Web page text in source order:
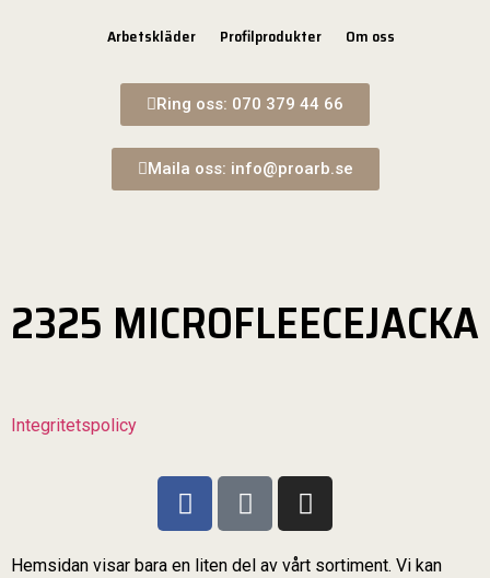
Arbetskläder Profilprodukter Om oss
Ring oss: 070 379 44 66
Maila oss: info@proarb.se
2325 MICROFLEECEJACKA
Integritetspolicy
Hemsidan visar bara en liten del av vårt sortiment. Vi kan